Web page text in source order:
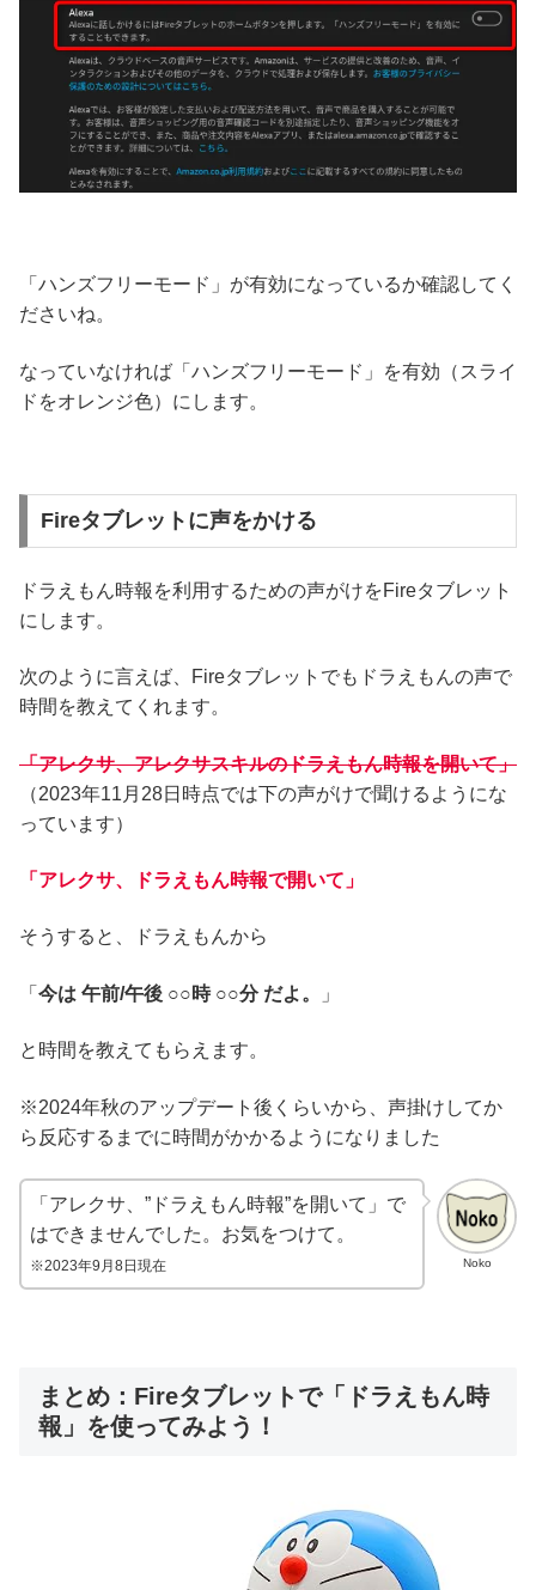
「ハンズフリーモード」が有効になっているか確認してく
ださいね。
なっていなければ「ハンズフリーモード」を有効（スライ
ドをオレンジ色）にします。
Fireタブレットに声をかける
ドラえもん時報を利用するための声がけをFireタブレット
にします。
次のように言えば、Fireタブレットでもドラえもんの声で
時間を教えてくれます。
「アレクサ、アレクサスキルのドラえもん時報を開いて」
（2023年11月28日時点では下の声がけで聞けるようにな
っています）
「アレクサ、ドラえもん時報で開いて」
そうすると、ドラえもんから
「 今は 午前/午後 ○○時 ○○分 だよ。 」
と時間を教えてもらえます。
※2024年秋のアップデート後くらいから、声掛けしてか
ら反応するまでに時間がかかるようになりました
Noko
「アレクサ、”ドラえもん時報”を開いて」で
はできませんでした。お気をつけて。
※2023年9月8日現在
まとめ：Fireタブレットで「ドラえもん時
報」を使ってみよう！